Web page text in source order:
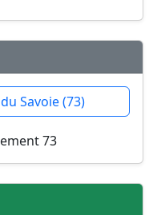
Savoie (73)